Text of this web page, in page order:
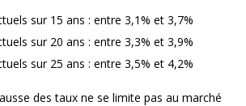
sur 15 ans : entre 3,1% et 3,7%
sur 20 ans : entre 3,3% et 3,9%
sur 25 ans : entre 3,5% et 4,2%
des taux ne se limite pas au marché